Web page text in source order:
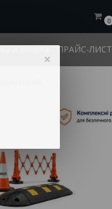
0
и оплата ПРАЙС-ЛИСТ
×